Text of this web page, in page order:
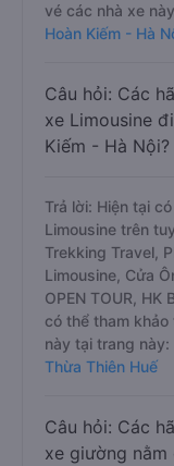
vé các nhà xe
Hoàn Kiếm - Hà
Câu hỏi: Các
xe Limousine
Kiếm - Hà Nội?
Trả lời: Hiện tại
Limousine trên
Trekking Travel,
Limousine, Cửa
OPEN TOUR, HK
có thể tham
này tại trang này:
Thừa Thiên Huế
Câu hỏi: Các
xe giường nằm